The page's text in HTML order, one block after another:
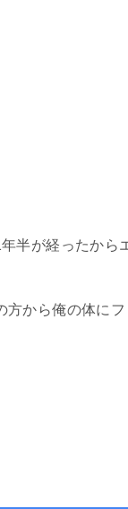
半が経ったから
から俺の体にフ